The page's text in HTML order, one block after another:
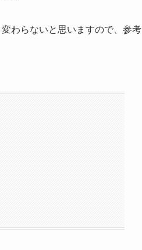
わらないと思いますので、参考